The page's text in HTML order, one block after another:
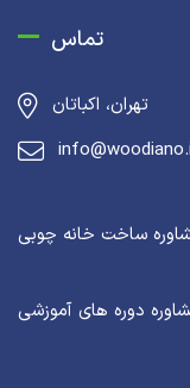
تماس
تهران، اکباتان
ساخت خانه چوبی
دوره های آموزشی